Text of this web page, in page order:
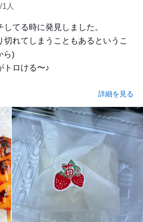
1人
てる時に発見しました。
れてしまうこともあるというこ
ら)
トロける〜♪
詳細を見る